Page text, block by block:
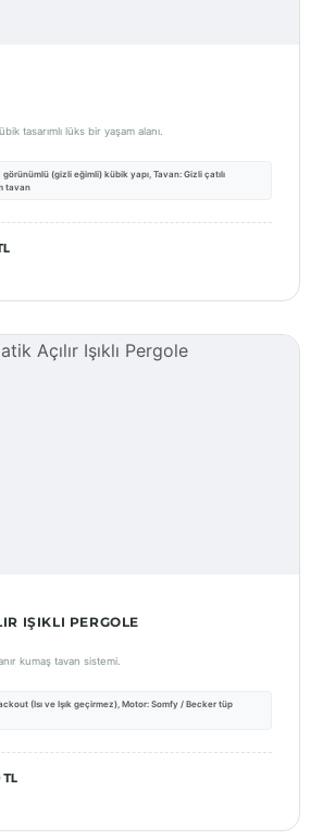
tasarımlı lüks bir yaşam alanı.
görünümlü (gizli eğimli) kübik yapı, Tavan: Gizli çatılı
tavan
IŞIKLI PERGOLE
kumaş tavan sistemi.
(Isı ve Işık geçirmez), Motor: Somfy / Becker tüp